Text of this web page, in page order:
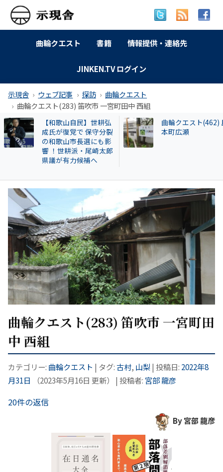
曲輪クエスト 書籍 情報提供・連絡先
JINKEN.TV ログイン
示現舎 ウェブ記事 探訪
曲輪クエスト
曲輪クエスト(283) 笛吹市 一宮町田中 西組
曲輪クエスト(462) 島
本町広瀬
曲輪クエスト(110)
市伊香立下龍華 “
曲輪クエスト(283) 笛吹市 一宮町田
中 西組
カテゴリー: 曲輪クエスト | タグ:古村, 山梨| 投稿日: 2022年8
月31日
（2023年5月16日 更新） | 投稿者: 宮部 龍彦
20件の返信
By 宮部 龍彦